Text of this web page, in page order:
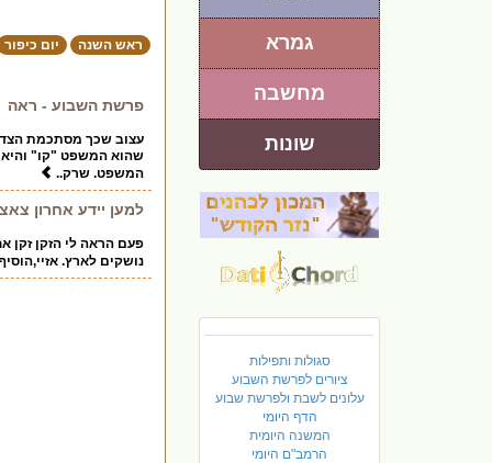
גמרא
מחשבה
שונות
סגולות ותפילות
ציורים לפרשת השבוע
עלונים לשבת ולפרשת שבוע
הדף היומי
המשנה היומית
הרמב"ם היומי
ראש השנה יום כיפור
פרשת השבוע - ראה
עצוב שכך מסתכמת
שהוא המשפט "קו" והיא
המשפט. שרק..
למען יידע אחרון
פעם הראה לי הזקן זקן
נושקים לארץ.